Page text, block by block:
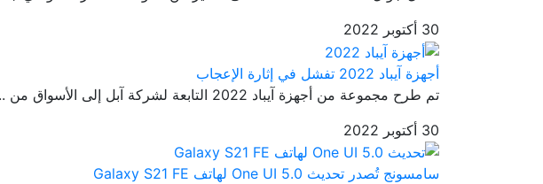
30 أكتوبر 2022
أجهزة آيباد 2022 تفشل في إثارة الإعجاب
تم طرح مجموعة من أجهزة آيباد 2022 التابعة لشركة آبل إلى الأسواق من ...
30 أكتوبر 2022
سامسونج تُصدر تحديث One UI 5.0 لهاتف Galaxy S21 FE